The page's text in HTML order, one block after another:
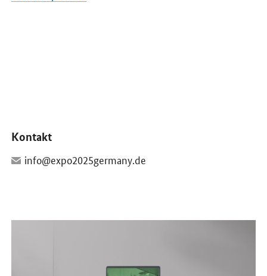
Kontakt
info@expo2025germany.de